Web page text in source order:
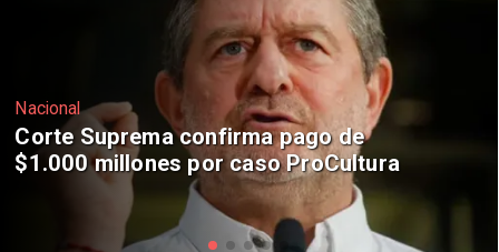
Nacional
Codelco suspende construcción de
Andes Norte en El Teniente por
riesgos sísmicos